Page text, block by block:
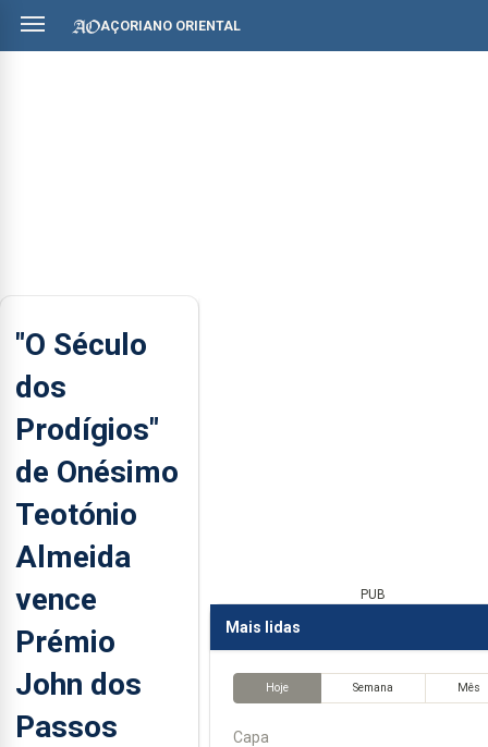
AÇORIANO ORIENTAL
"O Século
dos
Prodígios"
de Onésimo
Teotónio
Almeida
vence
Prémio
John dos
Passos
PUB
Mais lidas
Hoje Semana Mês
Capa